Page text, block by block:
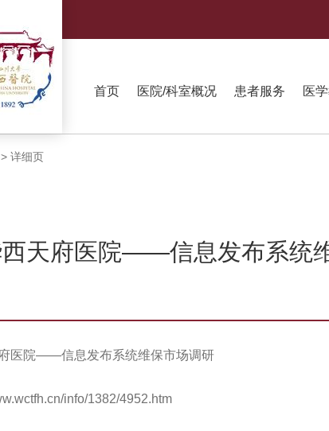
首页 医院/科室概况 患者服务 医
> 详细页
西天府医院——信息发布系统
医院——信息发布系统维保市场调研
info/1382/4952.htm